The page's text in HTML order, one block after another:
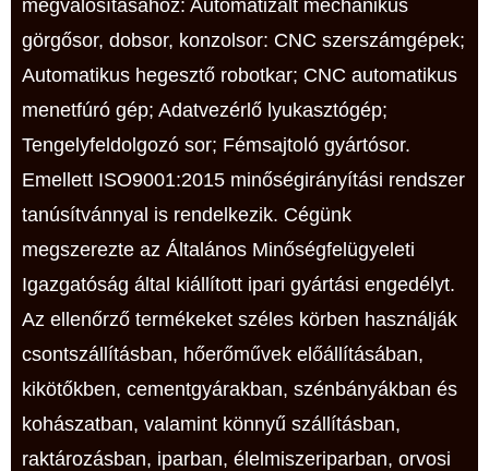
megvalósításához: Automatizált mechanikus
görgősor, dobsor, konzolsor: CNC szerszámgépek;
Automatikus hegesztő robotkar; CNC automatikus
menetfúró gép; Adatvezérlő lyukasztógép;
Tengelyfeldolgozó sor; Fémsajtoló gyártósor.
Emellett ISO9001:2015 minőségirányítási rendszer
tanúsítvánnyal is rendelkezik. Cégünk
megszerezte az Általános Minőségfelügyeleti
Igazgatóság által kiállított ipari gyártási engedélyt.
Az ellenőrző termékeket széles körben használják
csontszállításban, hőerőművek előállításában,
kikötőkben, cementgyárakban, szénbányákban és
kohászatban, valamint könnyű szállításban,
raktározásban, iparban, élelmiszeriparban, orvosi